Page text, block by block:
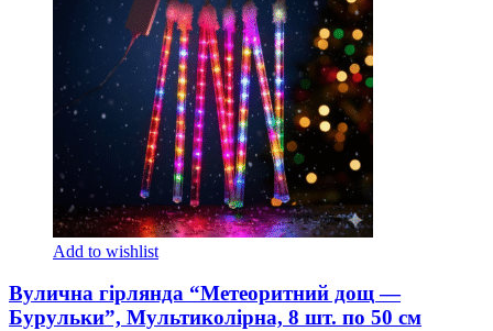
Add to wishlist
Вулична гірлянда “Метеоритний дощ —
Бурульки”, Мультиколірна, 8 шт. по 50 см